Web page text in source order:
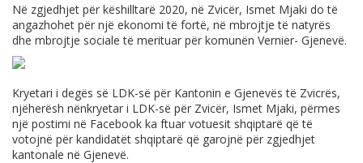
Në zgjedhjet për këshilltarë 2020, në Zvicër, Ismet Mjaki do të
angazhohet për një ekonomi të fortë, në mbrojtje të natyrës
dhe mbrojtje sociale të merituar për komunën Vernier- Gjenevë.
Kryetari i degës së LDK-së për Kantonin e Gjenevës të Zvicrës,
njëherësh nënkryetar i LDK-së për Zvicër, Ismet Mjaki, përmes
një postimi në Facebook ka ftuar votuesit shqiptarë që të
votojnë për kandidatët shqiptarë që garojnë për zgjedhjet
kantonale në Gjenevë.